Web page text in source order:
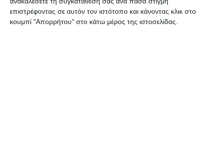
επιστρέφοντας σε αυτόν τον ιστότοπο και κάνοντας κλικ στο
κουμπί "Απορρήτου" στο κάτω μέρος της ιστοσελίδας.